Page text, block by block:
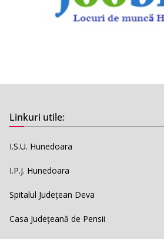
Linkuri utile:
I.S.U. Hunedoara
I.P.J. Hunedoara
Spitalul Județean Deva
Casa Județeană de Pensii